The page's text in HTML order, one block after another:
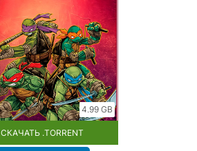
4.99 GB
СКАЧАТЬ .TORRENT